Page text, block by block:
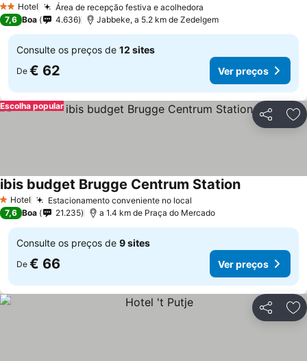
2 Estrelas
Hotel Área de recepção festiva e acolhedora
7,6 Boa 4.636 Jabbeke, a 5.2 km de Zedelgem
Consulte os preços de 12 sites
De € 62 Ver preços
Partilhar
Escolha popular
1 Estrelas
Hotel Estacionamento conveniente no local
ibis budget Brugge Centrum Station
7,6 Boa 21.235 a 1.4 km de Praça do Mercado
Consulte os preços de 9 sites
De € 66 Ver preços
Partilhar